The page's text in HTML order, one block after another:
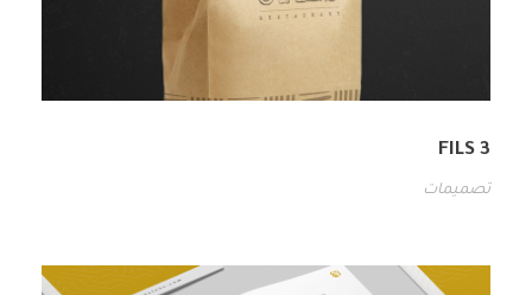
3 FILS
تصميمات